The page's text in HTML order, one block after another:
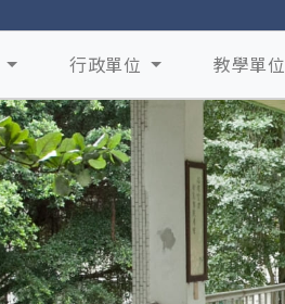
行政單位 教學單位